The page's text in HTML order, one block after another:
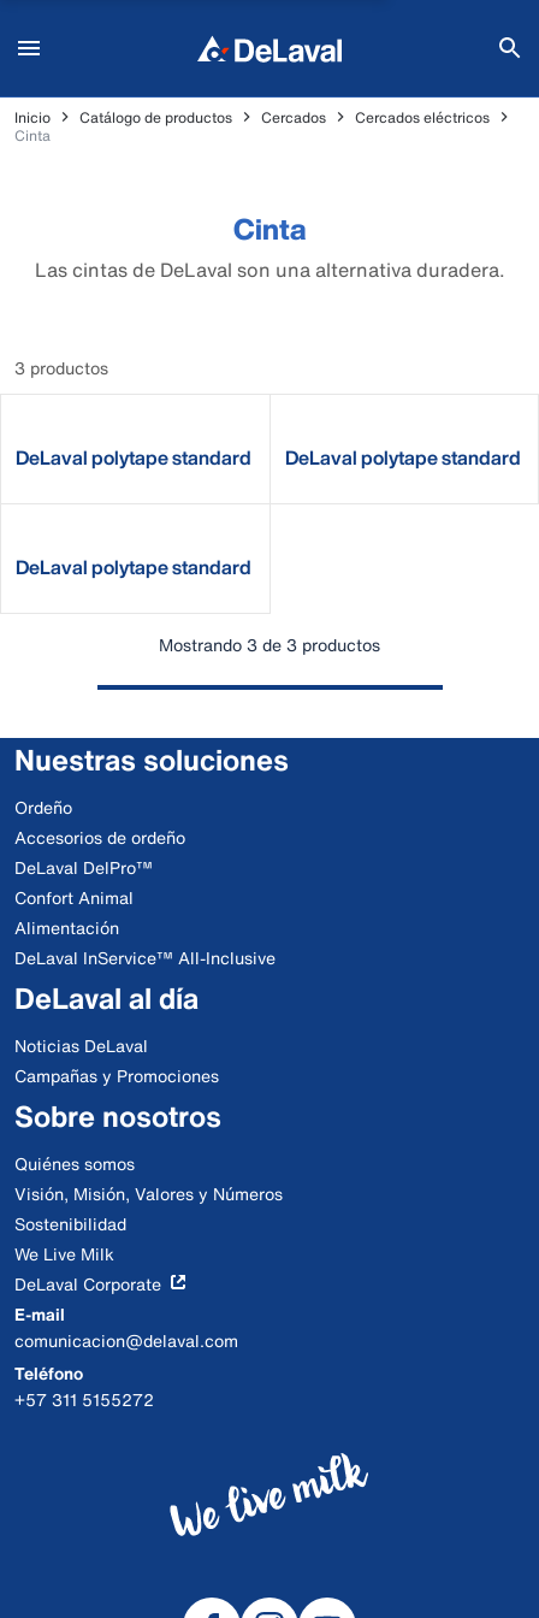
Inicio Catálogo de productos Cercados
Cercados eléctricos
Cinta
Cinta
Las cintas de DeLaval son una alternativa duradera.
3 productos
DeLaval polytape standard DeLaval polytape standard
DeLaval polytape standard
Mostrando 3 de 3 productos
Nuestras soluciones
Ordeño
Accesorios de ordeño
DeLaval DelPro™
Confort Animal
Alimentación
DeLaval InService™ All-Inclusive
DeLaval al día
Noticias DeLaval
Campañas y Promociones
Sobre nosotros
Quiénes somos
Visión, Misión, Valores y Números
Sostenibilidad
We Live Milk
DeLaval Corporate
E-mail
comunicacion@delaval.com
Teléfono
+57 311 5155272